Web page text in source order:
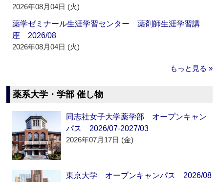
2026年08月04日 (火)
薬学ゼミナール生涯学習センター 薬剤師生涯学習講
座 2026/08
2026年08月04日 (火)
もっと見る »
薬系大学・学部 催し物
同志社女子大学薬学部 オープンキャン
パス 2026/07-2027/03
2026年07月17日 (金)
東京大学 オープンキャンパス 2026/08